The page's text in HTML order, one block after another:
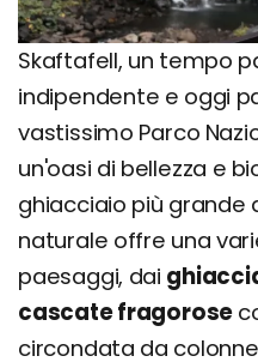
Skaftafell, un tempo
indipendente e oggi
vastissimo Parco
un'oasi di bellezza e
ghiacciaio più grande
naturale offre una
paesaggi, dai
cascate fragorose
circondata da